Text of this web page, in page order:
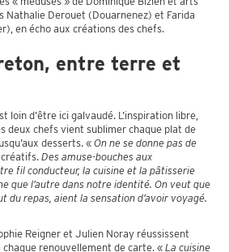
Nathalie Derouet (Douarnenez) et Farida
en écho aux créations des chefs.
entre terre et
loin d’être ici galvaudé. L’inspiration libre,
deux chefs vient sublimer chaque plat de
desserts. «On ne se donne pas de
Des amuse-bouches aux
fil conducteur, la cuisine et la pâtisserie
que l’autre dans notre identité. On veut que
du repas, aient la sensation d’avoir voyagé.
Reigner et Julien Noray réussissent
chaque renouvellement de carte. «La cuisine